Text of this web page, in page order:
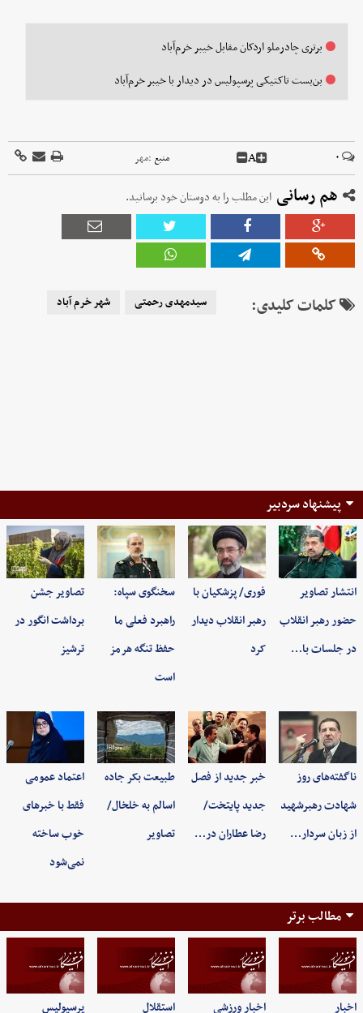
برتری چادرملو اردکان مقابل خیبر خرم‌آباد
بن‌بست تاکتیکی پرسپولیس در دیدار با خیبر خرم‌آباد
۰ A منبع :مهر
هم رسانی این مطلب را به دوستان خود برسانید.
کلمات کلیدی: سیدمهدی رحمتی شهر خرم آباد
پیشنهاد سردبیر
انتشار تصاویر
حضور رهبر انقلاب
در جلسات با…
فوری/ پزشکیان با
رهبر انقلاب دیدار
کرد
سخنگوی سپاه:
راهبرد فعلی ما
حفظ تنگه هرمز
است
تصاویر جشن
برداشت انگور در
ترشیز
ناگفته‌های روز
شهادت رهبرشهید
از زبان سردار…
خبر جدید از فصل
جدید پایتخت/
رضا عطاران در…
طبیعت بکر جاده
اسالم به خلخال/
تصاویر
اعتماد عمومی
فقط با خبرهای
خوب ساخته
نمی‌شود
مطالب برتر
اخبار اخبار ورزشی استقلال پرسپولیس